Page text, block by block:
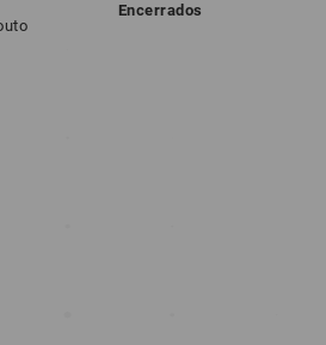
Encerrados